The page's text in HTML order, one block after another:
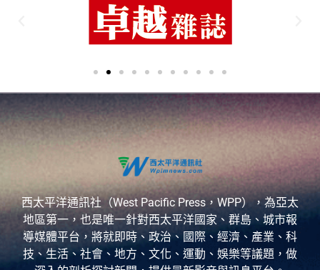
西太平洋通訊社（West Pacific Press，WPP），為亞太
地區第一，也是唯一針對西太平洋國家、群島、城市報
導媒體平台，將就即時、政治、國際、經濟、產業、科
技、生活、社會、地方、文化、運動、娛樂等議題，做